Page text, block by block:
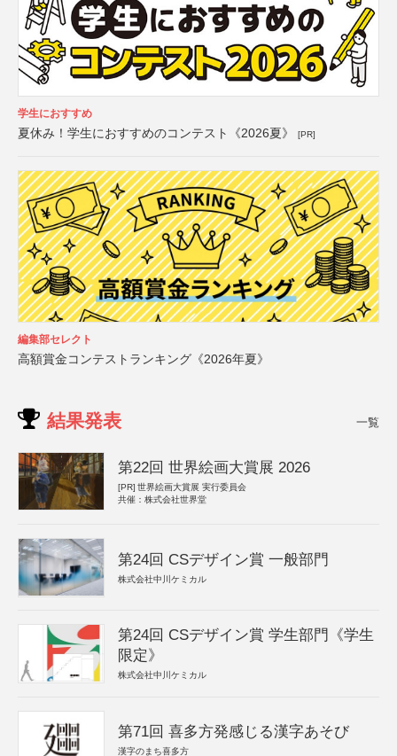
学生におすすめ
夏休み！学生におすすめのコンテスト《2026夏》 [PR]
編集部セレクト
高額賞金コンテストランキング《2026年夏》
結果発表 一覧
第22回 世界絵画大賞展 2026
[PR] 世界絵画大賞展 実行委員会
共催：株式会社世界堂
第24回 CSデザイン賞 一般部門
株式会社中川ケミカル
第24回 CSデザイン賞 学生部門《学生
限定》
株式会社中川ケミカル
第71回 喜多方発感じる漢字あそび
漢字のまち喜多方